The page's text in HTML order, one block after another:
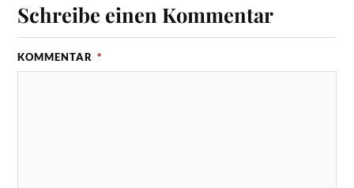
Schreibe einen Kommentar
KOMMENTAR *